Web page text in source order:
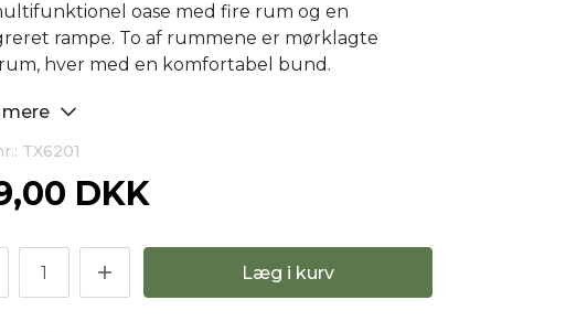
oase med fire rum og en
rampe. To af rummene er mørklagte
hver med en komfortabel bund.
TX6201
DKK
Læg i kurv